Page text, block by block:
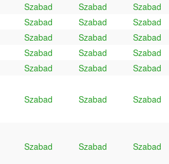
Szabad Szabad
Szabad
Szabad Szabad
Szabad
Szabad Szabad
Szabad
Szabad Szabad
Szabad
Szabad Szabad
Szabad
Szabad Szabad Szabad
Szabad Szabad Szabad